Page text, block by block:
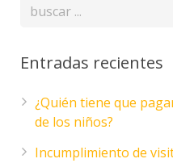
Entradas recientes
¿Quién tiene que
de los niños?
Incumplimiento de